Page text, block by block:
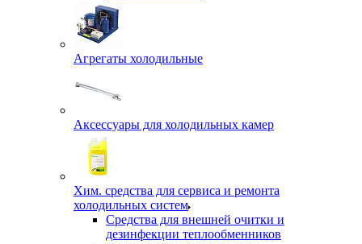
Агрегаты холодильные
Аксессуары для холодильных камер
Хим. средства для сервиса и ремонта
холодильных систем
Средства для внешней очитки и
дезинфекции теплообменников